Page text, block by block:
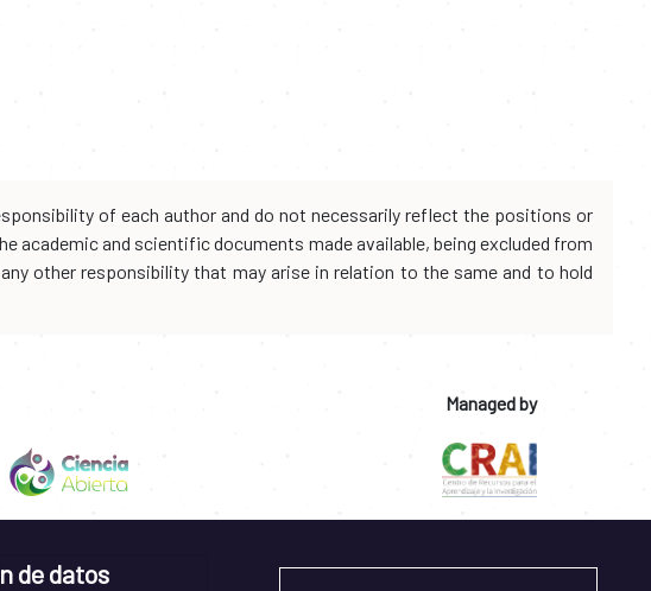
of each author and do not necessarily reflect the positions or
and scientific documents made available, being excluded from
other responsibility that may arise in relation to the same and to hold
Managed by
de datos